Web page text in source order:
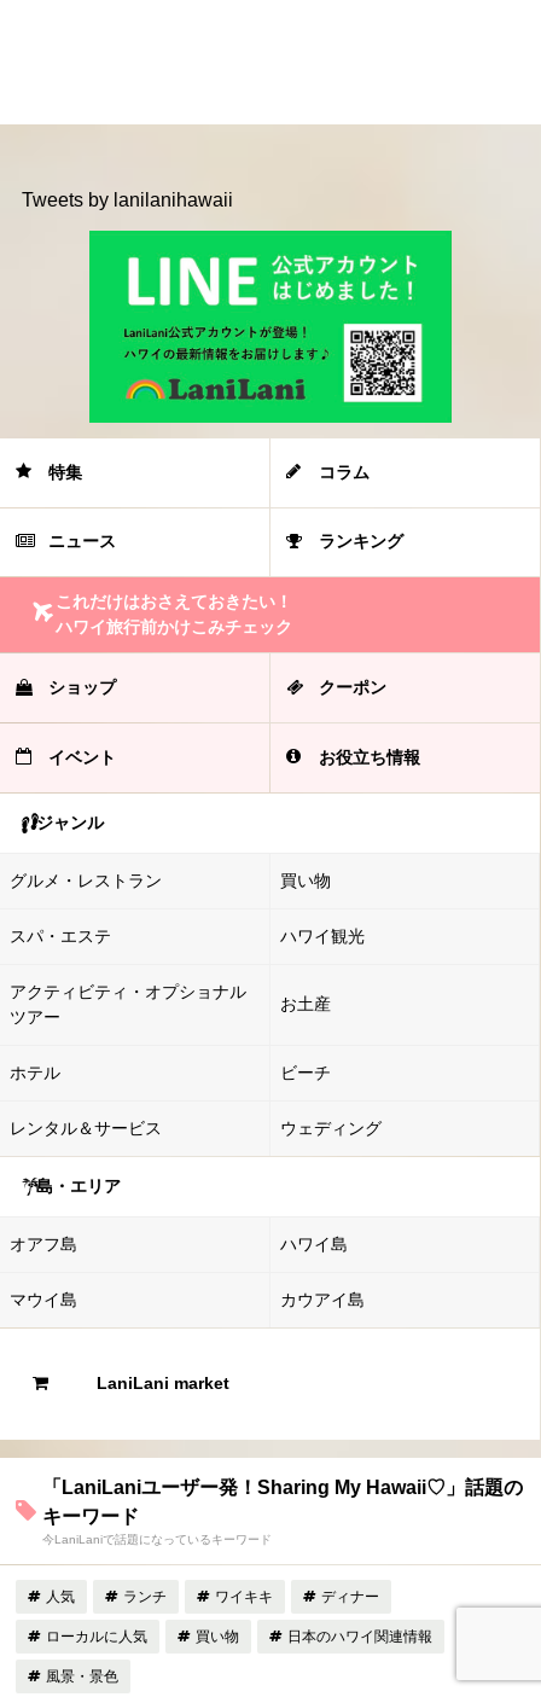
Tweets by lanilanihawaii
特集 コラム
ニュース ランキング
これだけはおさえておきたい！
ハワイ旅行前かけこみチェック
ショップ クーポン
イベント お役立ち情報
ジャンル
グルメ・レストラン 買い物
スパ・エステ ハワイ観光
アクティビティ・オプショナル
ツアー
お土産
ホテル ビーチ
レンタル＆サービス ウェディング
島・エリア
オアフ島 ハワイ島
マウイ島 カウアイ島
LaniLani market
「LaniLaniユーザー発！Sharing My Hawaii♡」話題の
キーワード
今LaniLaniで話題になっているキーワード
人気 ランチ ワイキキ ディナー
ローカルに人気 買い物 日本のハワイ関連情報
風景・景色